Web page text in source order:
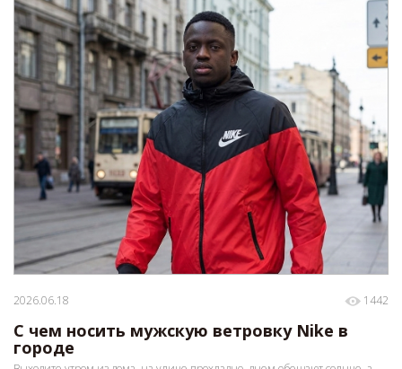
2026.06.18 1442
С чем носить мужскую ветровку Nike в
городе